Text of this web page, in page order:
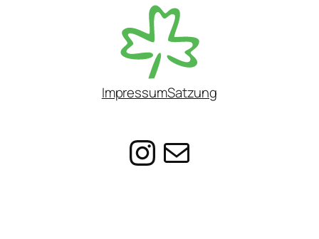
ImpressumSatzung
E-Mail